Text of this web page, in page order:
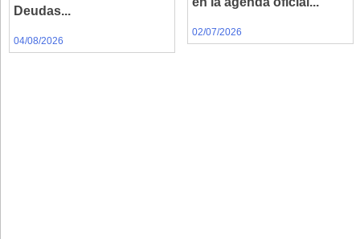
Deudas...
04/08/2026
02/07/2026